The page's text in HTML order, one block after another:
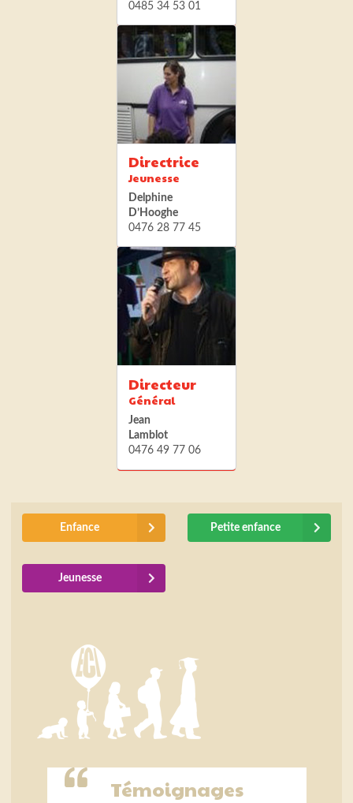
0485 34 53 01
Directrice
Jeunesse
Delphine
D’Hooghe
0476 28 77 45
Directeur
Général
Jean
Lamblot
0476 49 77 06
Enfance Petite enfance
Jeunesse
Témoignages